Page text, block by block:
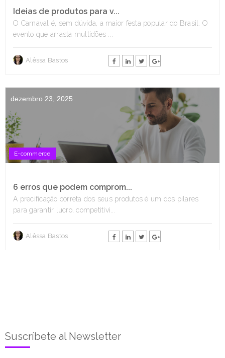
Ideias de produtos para v...
O Carnaval é, sem dúvida, a maior festa popular do Brasil. O
evento que arrasta multidões ...
Alêssa Bastos
dezembro 23, 2025
E-commerce
6 erros que podem comprom...
A precificação correta dos seus produtos é um dos pilares
para garantir lucro, competitivi...
Alêssa Bastos
Suscríbete al Newsletter